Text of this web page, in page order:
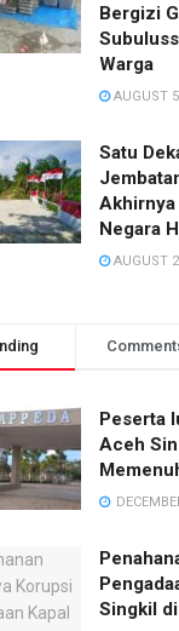
Bergizi
Warga
AUGUST
Satu
Negara
AUGUST
Peserta
Aceh
Singkil